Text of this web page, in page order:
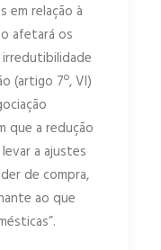
em relação à
afetará os
irredutibilidade
(artigo 7º, VI)
que a redução
a ajustes
de compra,
ao que